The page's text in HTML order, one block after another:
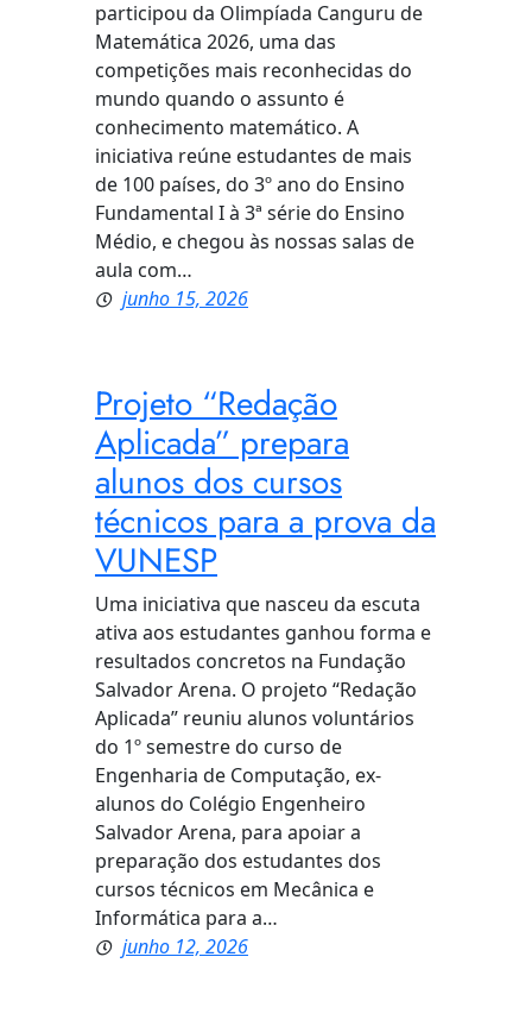
participou da Olimpíada Canguru de
Matemática 2026, uma das
competições mais reconhecidas do
mundo quando o assunto é
conhecimento matemático. A
iniciativa reúne estudantes de mais
de 100 países, do 3º ano do Ensino
Fundamental I à 3ª série do Ensino
Médio, e chegou às nossas salas de
aula com…
junho 15, 2026
Projeto “Redação
Aplicada” prepara
alunos dos cursos
técnicos para a prova da
VUNESP
Uma iniciativa que nasceu da escuta
ativa aos estudantes ganhou forma e
resultados concretos na Fundação
Salvador Arena. O projeto “Redação
Aplicada” reuniu alunos voluntários
do 1º semestre do curso de
Engenharia de Computação, ex-
alunos do Colégio Engenheiro
Salvador Arena, para apoiar a
preparação dos estudantes dos
cursos técnicos em Mecânica e
Informática para a…
junho 12, 2026